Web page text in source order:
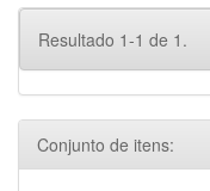
Resultado 1-1 de 1.
Conjunto de itens: